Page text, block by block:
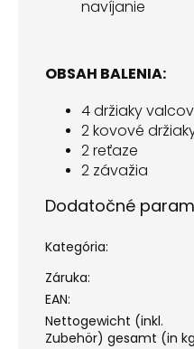
navíjanie
OBSAH BALENIA:
4 držiaky
2 kovové
2 reťaze
2 závažia
Dodatočné
Kategória:
Záruka:
EAN:
Nettogewicht (inkl.
Zubehör) gesamt (in